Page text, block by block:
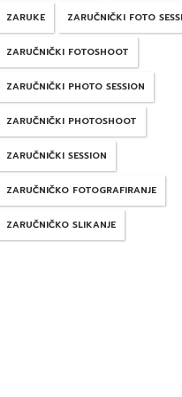
ZARUKE ZARUČNIČKI FOTO
ZARUČNIČKI FOTOSHOOT
ZARUČNIČKI PHOTO SESSION
ZARUČNIČKI PHOTOSHOOT
ZARUČNIČKI SESSION
ZARUČNIČKO FOTOGRAFIRANJE
ZARUČNIČKO SLIKANJE